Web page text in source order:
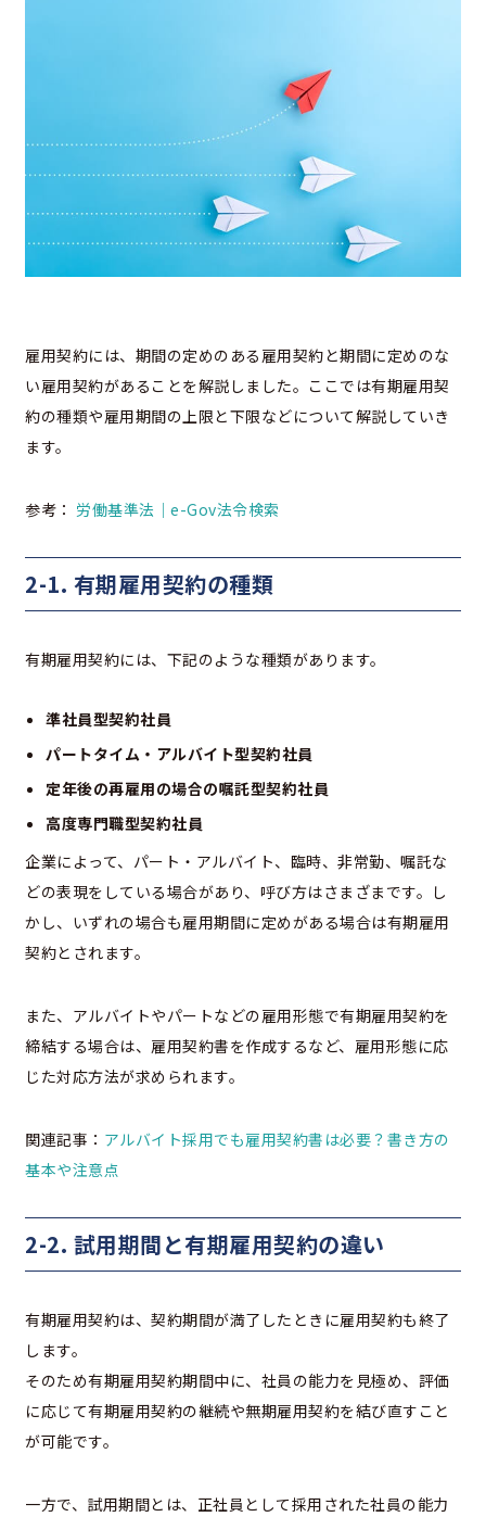
雇用契約には、期間の定めのある雇用契約と期間に定めのな
い雇用契約があることを解説しました。ここでは有期雇用契
約の種類や雇用期間の上限と下限などについて解説していき
ます。
参考： 労働基準法｜e-Gov法令検索
2-1. 有期雇用契約の種類
有期雇用契約には、下記のような種類があります。
準社員型契約社員
パートタイム・アルバイト型契約社員
定年後の再雇用の場合の嘱託型契約社員
高度専門職型契約社員
企業によって、パート・アルバイト、臨時、非常勤、嘱託な
どの表現をしている場合があり、呼び方はさまざまです。し
かし、いずれの場合も雇用期間に定めがある場合は有期雇用
契約とされます。
また、アルバイトやパートなどの雇用形態で有期雇用契約を
締結する場合は、雇用契約書を作成するなど、雇用形態に応
じた対応方法が求められます。
関連記事： アルバイト採用でも雇用契約書は必要？書き方の
基本や注意点
2-2. 試用期間と有期雇用契約の違い
有期雇用契約は、契約期間が満了したときに雇用契約も終了
します。
そのため有期雇用契約期間中に、社員の能力を見極め、評価
に応じて有期雇用契約の継続や無期雇用契約を結び直すこと
が可能です。
一方で、試用期間とは、正社員として採用された社員の能力